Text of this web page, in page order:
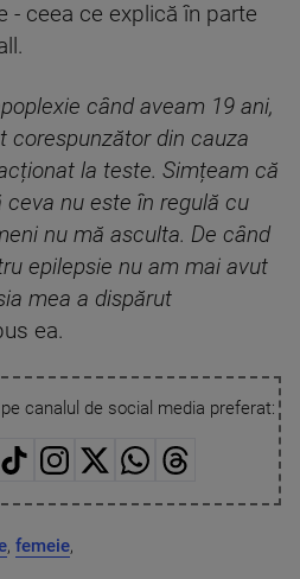
- ceea ce explică în parte
când aveam 19 ani,
corespunzător din cauza
la teste. Simțeam că
nu este în regulă cu
nu mă asculta. De când
epilepsie nu am mai avut
mea a dispărut
ea.
canalul de social media preferat:
, femeie,